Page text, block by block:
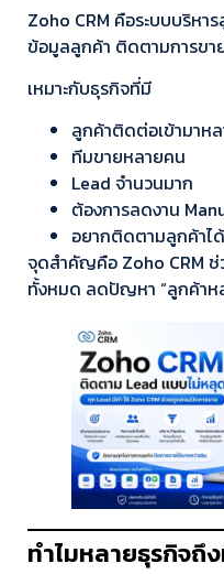
Zoho CRM คือระบบบริหา
ข้อมูลลูกค้า ติดตามการขา
เหมาะกับธุรกิจที่มี
ลูกค้าติดต่อเข้ามาห
ทีมขายหลายคน
Lead จำนวนมาก
ต้องการลดงาน
อยากติดตามลูกค้าไ
จุดสำคัญคือ Zoho CRM ช่
ทั้งหมด ลดปัญหา “ลูกค้าห
ทำไมหลายธุรกิจถึ